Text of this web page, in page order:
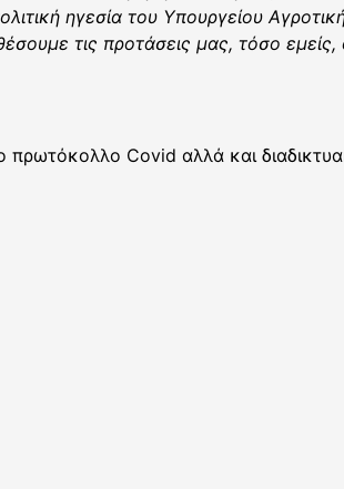
ηγεσία του Υπουργείου
τις προτάσεις μας, τόσο
Covid αλλά και